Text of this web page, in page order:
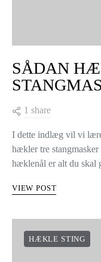
SÅDAN
1 share
I dette indlæg vil vi
hækler tre
hæklenål er alt du skal
VIEW POST
HÆKLE STING